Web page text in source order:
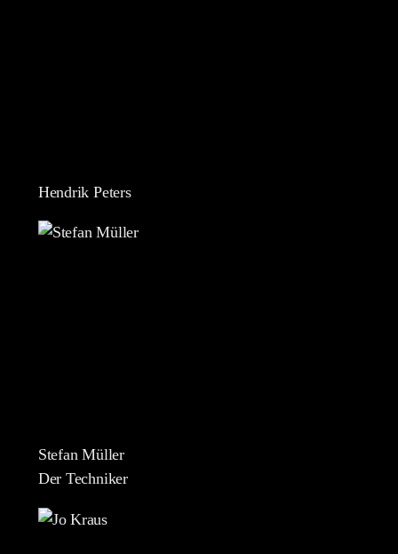
Hendrik Peters
Stefan Müller
Der Techniker